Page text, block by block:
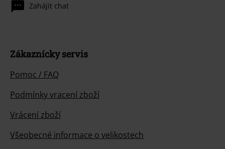
Zahájit chat
Zákaznícky servis
Pomoc / FAQ
Podmínky vracení zboží
Vrácení zboží
Všeobecné informace o velikostech